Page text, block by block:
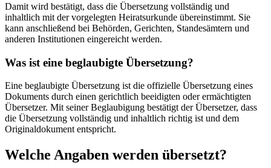
Damit wird bestätigt, dass die Übersetzung vollständig und
inhaltlich mit der vorgelegten Heiratsurkunde übereinstimmt. Sie
kann anschließend bei Behörden, Gerichten, Standesämtern und
anderen Institutionen eingereicht werden.
Was ist eine beglaubigte Übersetzung?
Eine beglaubigte Übersetzung ist die offizielle Übersetzung eines
Dokuments durch einen gerichtlich beeidigten oder ermächtigten
Übersetzer. Mit seiner Beglaubigung bestätigt der Übersetzer, dass
die Übersetzung vollständig und inhaltlich richtig ist und dem
Originaldokument entspricht.
Welche Angaben werden übersetzt?